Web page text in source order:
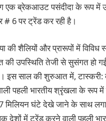
एक ब्रेकआउट पसंदीदा के रूप में
# 6 पर ट्रेंड कर रही है।
की शैलियों और प्रारूपों में विविध
की उपस्थिति तेजी से सुसंगत
है। इस साल की शुरुआत में,
पहली भारतीय श्रृंखला के रूप में
घंटे देखे जाने के साथ
देशों में ट्रेंड करने वाली पहली